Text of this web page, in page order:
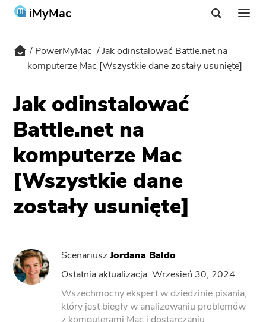
iMyMac
Produkt i rozwiązanie
PowerMyMac
ZasilanieOdinstaluj
Konwerter wideo
Kompresor PDF
Online
Wsparcie
PowerMyMac
Jak odinstalować Battle.net na
komputerze Mac [Wszystkie dane zostały usunięte]
Jak odinstalować
Battle.net na
komputerze Mac
[Wszystkie dane
zostały usunięte]
ScenariuszJordana Baldo
Ostatnia aktualizacja: Wrzesień 30, 2024
Wszechmocny ekspert w dziedzinie pisania,
który jest biegły w analizowaniu problemów